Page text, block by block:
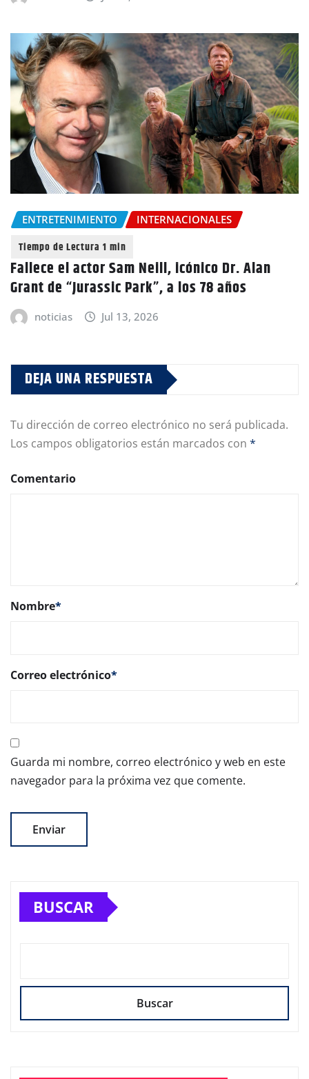
ENTRETENIMIENTO INTERNACIONALES
Fallece el actor Sam Neill, icónico Dr. Alan
Grant de “Jurassic Park”, a los 78 años
noticias Jul 13, 2026
DEJA UNA RESPUESTA
Tu dirección de correo electrónico no será publicada.
Los campos obligatorios están marcados con *
Comentario
Nombre*
Correo electrónico*
Guarda mi nombre, correo electrónico y web en este
navegador para la próxima vez que comente.
BUSCAR
Buscar